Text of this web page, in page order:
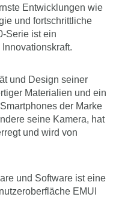
Entwicklungen wie
und fortschrittliche
Serie ist ein
und Design seiner
Materialien und ein
der Marke
seine Kamera, hat
und wird von
und Software ist eine
EMUI